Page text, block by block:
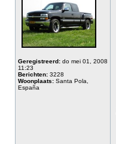
Geregistreerd: do mei 01, 2008
11:23
Berichten: 3228
Woonplaats: Santa Pola,
España